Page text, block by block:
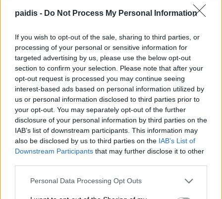
paidis - Do Not Process My Personal Information
If you wish to opt-out of the sale, sharing to third parties, or
processing of your personal or sensitive information for
targeted advertising by us, please use the below opt-out
section to confirm your selection. Please note that after your
opt-out request is processed you may continue seeing
interest-based ads based on personal information utilized by
us or personal information disclosed to third parties prior to
your opt-out. You may separately opt-out of the further
disclosure of your personal information by third parties on the
IAB’s list of downstream participants. This information may
also be disclosed by us to third parties on the IAB’s List of
Downstream Participants that may further disclose it to other
Personal Data Processing Opt Outs
09/08/2026 , 12:56
Drones πάνω από γερμανική στρατιωτική
βάση με υπόγεια αποθήκη και
εγκαταστάσεις Patriot
09/08/2026 , 11:19
Για τα προβλήματα γεωργών και
κτηνοτρόφων ενημερώθηκε ο Γιάννης
Καριπίδης
09/08/2026 , 11:07
για διατάραξη κοινής ησυχίας